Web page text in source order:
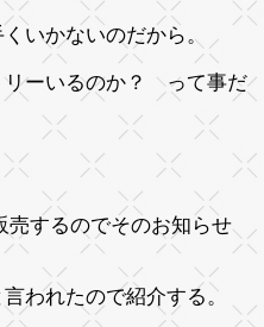
いかないのだから。
ーいるのか？ って事だ
するのでそのお知らせ
われたので紹介する。